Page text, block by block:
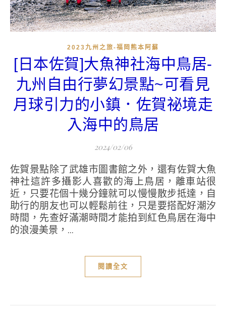
2023九州之旅-福岡熊本阿蘇
[日本佐賀]大魚神社海中鳥居-
九州自由行夢幻景點~可看見
月球引力的小鎮．佐賀祕境走
入海中的鳥居
2024/02/06
佐賀景點除了武雄市圖書館之外，還有佐賀大魚
神社這許多攝影人喜歡的海上鳥居，離車站很
近，只要花個十幾分鐘就可以慢慢散步抵達，自
助行的朋友也可以輕鬆前往，只是要搭配好潮汐
時間，先查好滿潮時間才能拍到紅色鳥居在海中
的浪漫美景，...
閱讀全文